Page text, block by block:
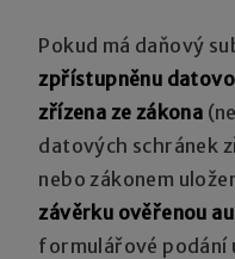
Pokud má daňový
zpřístupněnu
zřízena ze zákona
datových schránek
nebo zákonem
závěrku ověřenou
formulářové podání